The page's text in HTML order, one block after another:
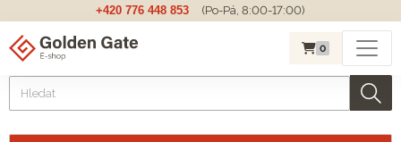
+420 776 448 853 (Po-Pá, 8:00-17:00)
0